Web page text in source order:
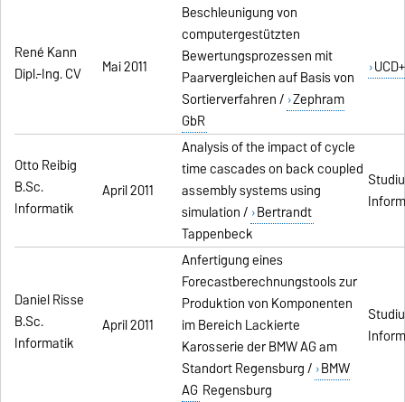
René Kann
Dipl.-Ing. CV
Mai 2011
Beschleunigung von
computergestützten
Bewertungsprozessen mit
Paarvergleichen auf Basis von
Sortierverfahren / Zephram
GbR
UCD+
Otto Reibig
B.Sc.
Informatik
April 2011
Analysis of the impact of cycle
time cascades on back coupled
assembly systems using
simulation / Bertrandt
Tappenbeck
Daniel Risse
B.Sc.
Informatik
April 2011
Anfertigung eines
Forecastberechnungstools zur
Produktion von Komponenten
im Bereich Lackierte
Karosserie der BMW AG am
Standort Regensburg / BMW
AG Regensburg